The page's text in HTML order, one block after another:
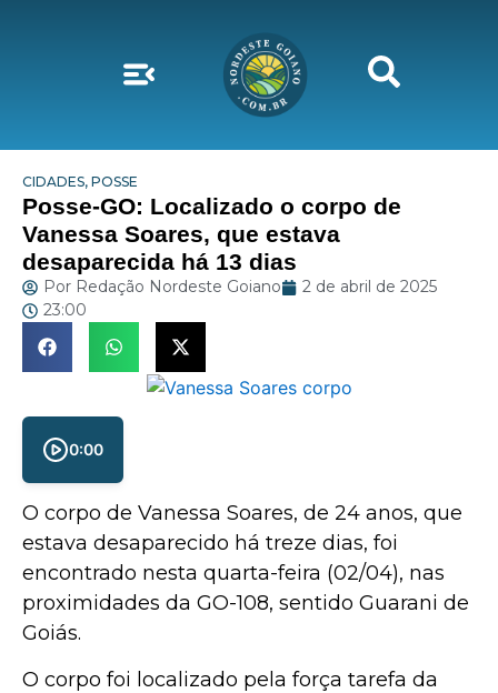
CIDADES, POSSE
Posse-GO: Localizado o corpo de
Vanessa Soares, que estava
desaparecida há 13 dias
Por Redação Nordeste Goiano
2 de abril de 2025
23:00
0:00
O corpo de Vanessa Soares, de 24 anos, que
estava desaparecido há treze dias, foi
encontrado nesta quarta-feira (02/04), nas
proximidades da GO-108, sentido Guarani de
Goiás.
O corpo foi localizado pela força tarefa da